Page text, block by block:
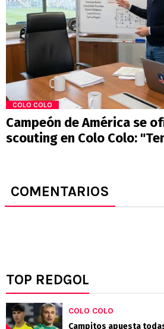
COLO COLO
Campeón de América se
scouting en Colo Colo:
COMENTARIOS
TOP REDGOL
COLO COLO
Campitos apuesta